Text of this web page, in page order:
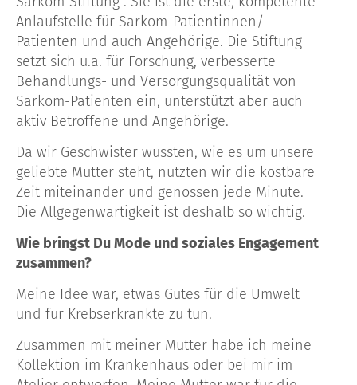
Anlaufstelle für Sarkom-Patientinnen/-
Patienten und auch Angehörige. Die Stiftung
setzt sich u.a. für Forschung, verbesserte
Behandlungs- und Versorgungsqualität von
Sarkom-Patienten ein, unterstützt aber auch
aktiv Betroffene und Angehörige.
Da wir Geschwister wussten, wie es um unsere
geliebte Mutter steht, nutzten wir die kostbare
Zeit miteinander und genossen jede Minute.
Die Allgegenwärtigkeit ist deshalb so wichtig.
Wie bringst Du Mode und soziales Engagement
zusammen?
Meine Idee war, etwas Gutes für die Umwelt
und für Krebserkrankte zu tun.
Zusammen mit meiner Mutter habe ich meine
Kollektion im Krankenhaus oder bei mir im